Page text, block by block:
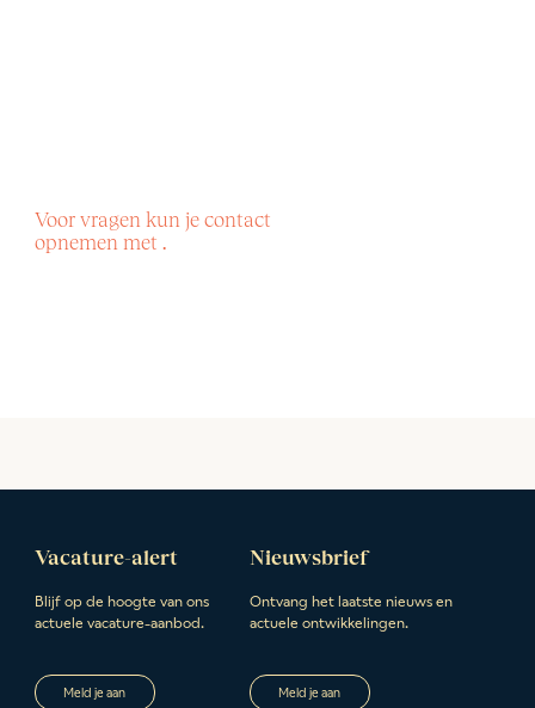
Voor vragen kun je contact
opnemen met .
Vacature-alert
Blijf op de hoogte van ons
actuele vacature-aanbod.
Meld je aan
Nieuwsbrief
Ontvang het laatste nieuws en
actuele ontwikkelingen.
Meld je aan